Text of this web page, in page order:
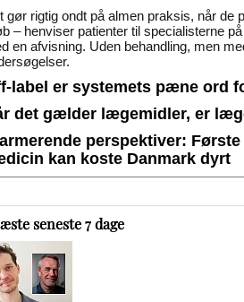
gør rigtig ondt på almen praksis, når de
– henviser patienter til specialisterne
en afvisning. Uden behandling, men
label er systemets pæne ord
det gælder lægemidler, er
perspektiver:
kan koste Danmark dyrt
seneste 7 dage